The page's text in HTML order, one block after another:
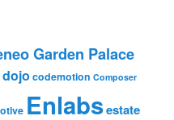
Garden Palace
codemotion Composer
Enlabsestate